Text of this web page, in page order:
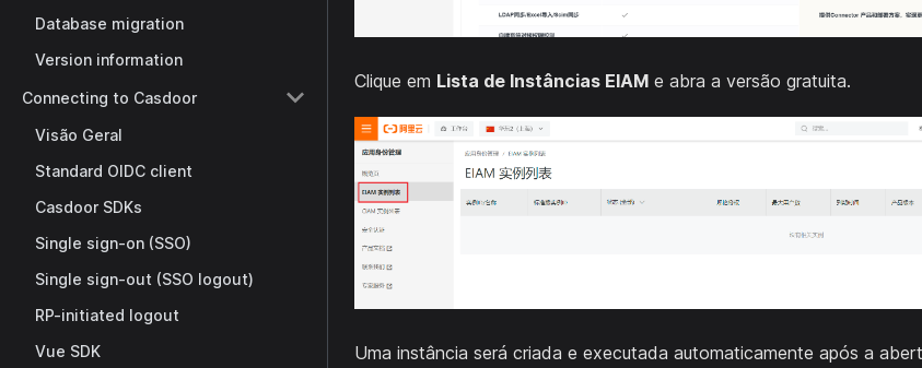
Database migration
Version information
Connecting to Casdoor
Visão Geral
Standard OIDC client
Casdoor SDKs
Single sign-on (SSO)
Single sign-out (SSO logout)
RP-initiated logout
Vue SDK
Clique em Lista de Instâncias EIAM e abra a versão gratuita.
Uma instância será criada e executada automaticamente após a